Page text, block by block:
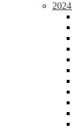
2024